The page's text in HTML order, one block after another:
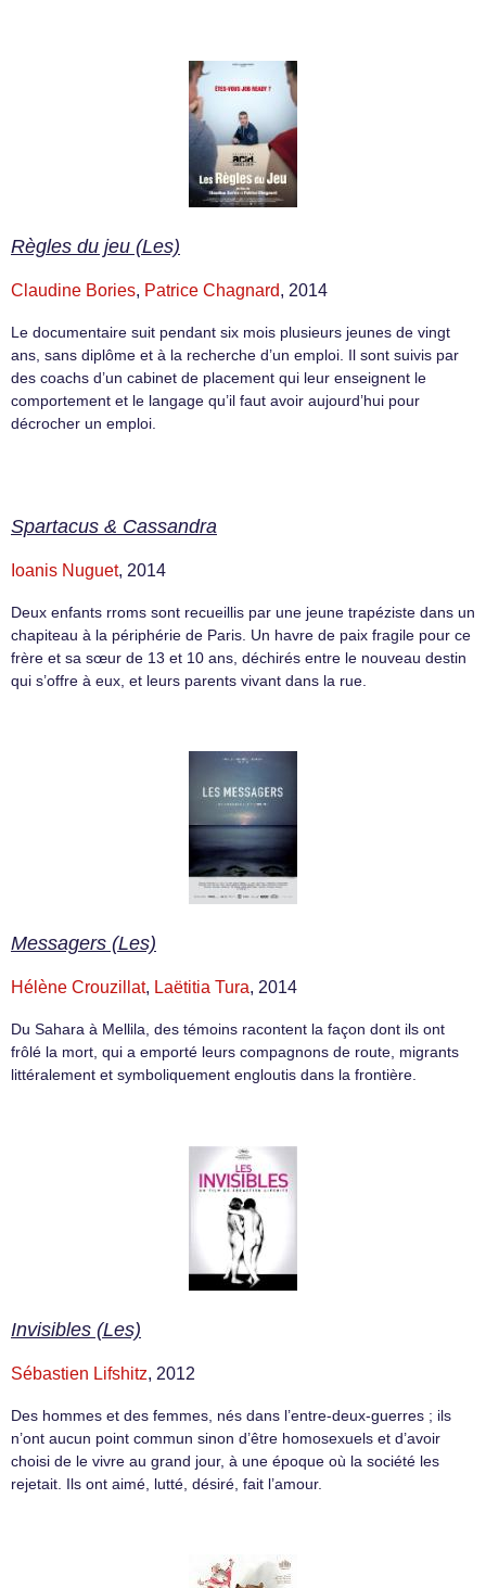
Règles du jeu (Les)
Claudine Bories, Patrice Chagnard, 2014
Le documentaire suit pendant six mois plusieurs jeunes de vingt
ans, sans diplôme et à la recherche d’un emploi. Il sont suivis par
des coachs d’un cabinet de placement qui leur enseignent le
comportement et le langage qu’il faut avoir aujourd’hui pour
décrocher un emploi.
Spartacus & Cassandra
Ioanis Nuguet, 2014
Deux enfants rroms sont recueillis par une jeune trapéziste dans un
chapiteau à la périphérie de Paris. Un havre de paix fragile pour ce
frère et sa sœur de 13 et 10 ans, déchirés entre le nouveau destin
qui s’offre à eux, et leurs parents vivant dans la rue.
Messagers (Les)
Hélène Crouzillat, Laëtitia Tura, 2014
Du Sahara à Mellila, des témoins racontent la façon dont ils ont
frôlé la mort, qui a emporté leurs compagnons de route, migrants
littéralement et symboliquement engloutis dans la frontière.
Invisibles (Les)
Sébastien Lifshitz, 2012
Des hommes et des femmes, nés dans l’entre-deux-guerres ; ils
n’ont aucun point commun sinon d’être homosexuels et d’avoir
choisi de le vivre au grand jour, à une époque où la société les
rejetait. Ils ont aimé, lutté, désiré, fait l’amour.